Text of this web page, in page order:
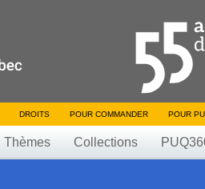
DROITS POUR COMMANDER POUR
Thèmes Collections